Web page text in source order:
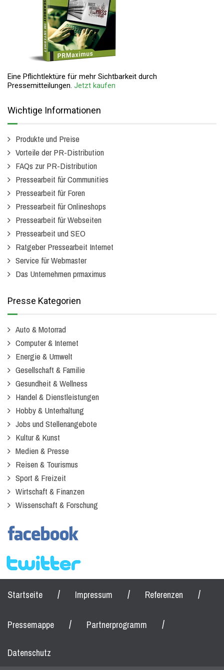
Eine Pflichtlektüre für mehr Sichtbarkeit durch
Pressemitteilungen. Jetzt kaufen
Wichtige Informationen
Produkte und Preise
Vorteile der PR-Distribution
FAQs zur PR-Distribution
Pressearbeit für Communities
Pressearbeit für Foren
Pressearbeit für Onlineshops
Pressearbeit für Webseiten
Pressearbeit und SEO
Ratgeber Pressearbeit Internet
Service für Webmaster
Das Unternehmen prmaximus
Presse Kategorien
Auto & Motorrad
Computer & Internet
Energie & Umwelt
Gesellschaft & Familie
Gesundheit & Wellness
Handel & Dienstleistungen
Hobby & Unterhaltung
Jobs und Stellenangebote
Kultur & Kunst
Medien & Presse
Reisen & Tourismus
Sport & Freizeit
Wirtschaft & Finanzen
Wissenschaft & Forschung
Startseite / Impressum / Referenzen /
Pressemappe / Partnerprogramm /
Datenschutz